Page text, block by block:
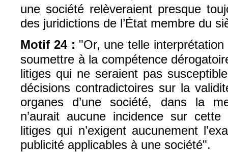
une société relèveraient presque
des juridictions de l’État membre du
Motif 24 : "Or, une telle
soumettre à la compétence
litiges qui ne seraient pas
décisions contradictoires sur la
organes d’une société, dans la
n’aurait aucune incidence sur
litiges qui n’exigent aucunement
publicité applicables à une société".